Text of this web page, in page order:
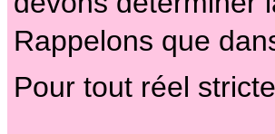
Rappelons que
Pour tout réel